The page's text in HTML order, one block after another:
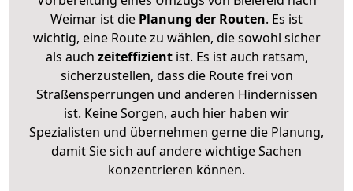
Weimar ist die Planung der Routen. Es ist
wichtig, eine Route zu wählen, die sowohl sicher
als auch zeiteffizientist. Es ist auch ratsam,
sicherzustellen, dass die Route frei von
Straßensperrungen und anderen Hindernissen
ist. Keine Sorgen, auch hier haben wir
Spezialisten und übernehmen gerne die Planung,
damit Sie sich auf andere wichtige Sachen
konzentrieren können.